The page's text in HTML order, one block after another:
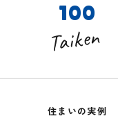
100
Taiken
住まいの実例